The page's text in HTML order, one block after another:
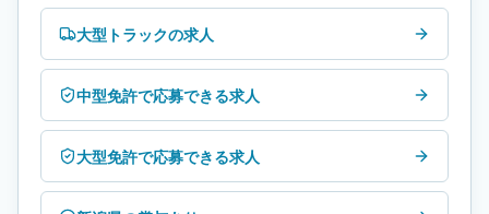
大型トラックの求人
中型免許で応募できる求人
大型免許で応募できる求人